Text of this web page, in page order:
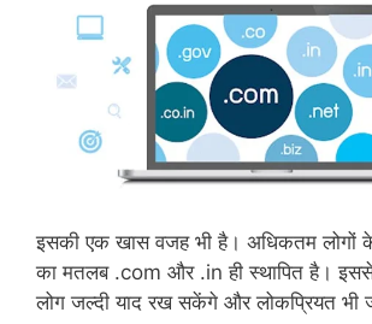
इसकी एक खास वजह भी है। अधिकतम लोगों
का मतलब .com और .in ही स्थापित है।
लोग जल्दी याद रख सकेंगे और लोकप्रियत भी